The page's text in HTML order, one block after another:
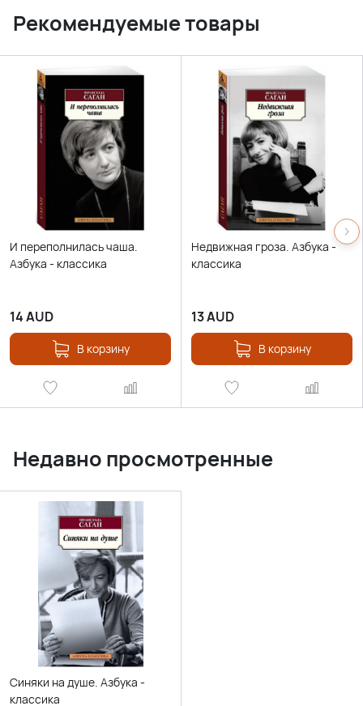
Рекомендуемые товары
И переполнилась чаша.
Азбука - классика
14AUD
В корзину
Недвижная гроза. Азбука -
классика
13AUD
В корзину
Недавно просмотренные
Синяки на душе. Азбука -
классика